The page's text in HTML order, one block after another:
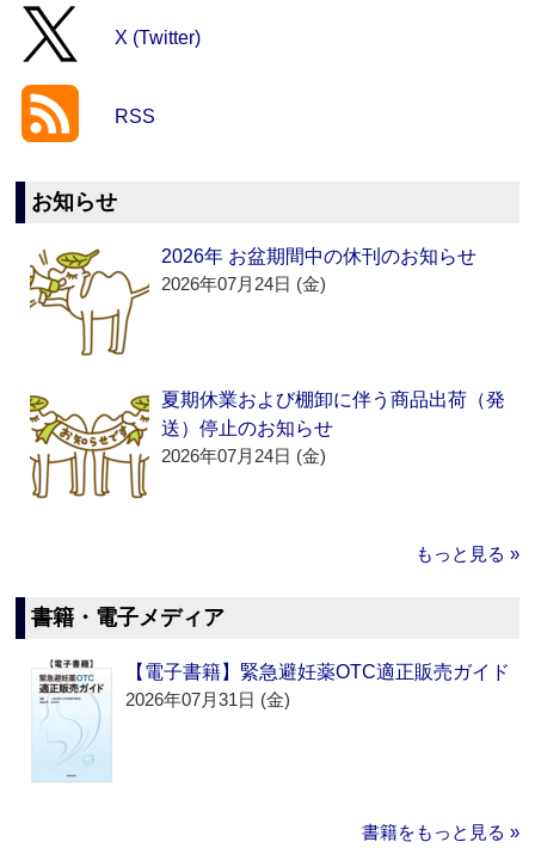
X (Twitter)
RSS
お知らせ
2026年 お盆期間中の休刊のお知らせ
2026年07月24日 (金)
夏期休業および棚卸に伴う商品出荷（発
送）停止のお知らせ
2026年07月24日 (金)
もっと見る »
書籍・電子メディア
【電子書籍】緊急避妊薬OTC適正販売ガイド
2026年07月31日 (金)
書籍をもっと見る »